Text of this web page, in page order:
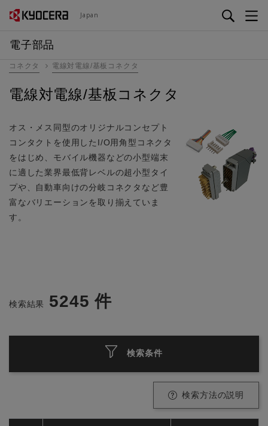
Japan
電子部品
コネクタ 電線対電線/基板コネクタ
電線対電線/基板コネクタ
オス・メス同型のオリジナルコンセプト
コンタクトを使用したI/O用角型コネクタ
をはじめ、モバイル機器などの小型端末
に適した業界最低背レベルの超小型タイ
プや、自動車向けの分岐コネクタなど豊
富なバリエーションを取り揃えていま
す。
検索結果 5245 件
検索条件
検索方法の説明